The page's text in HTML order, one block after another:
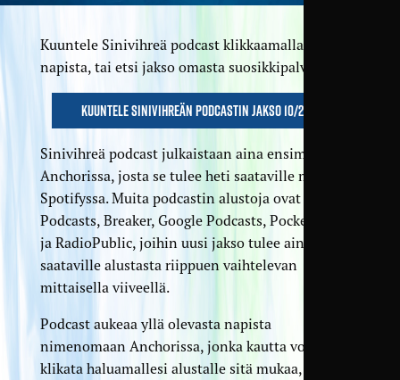
Kuuntele Sinivihreä podcast klikkaamalla alta
napista, tai etsi jakso omasta suosikkipalvelustasi.
Kuuntele Sinivihreän podcastin jakso 10/2021
Sinivihreä podcast julkaistaan aina ensimmäisenä
Anchorissa, josta se tulee heti saataville myös
Spotifyssa. Muita podcastin alustoja ovat Apple
Podcasts, Breaker, Google Podcasts, Pocket Casts
ja RadioPublic, joihin uusi jakso tulee aina
saataville alustasta riippuen vaihtelevan
mittaisella viiveellä.
Podcast aukeaa yllä olevasta napista
nimenomaan Anchorissa, jonka kautta voit
klikata haluamallesi alustalle sitä mukaa, kun